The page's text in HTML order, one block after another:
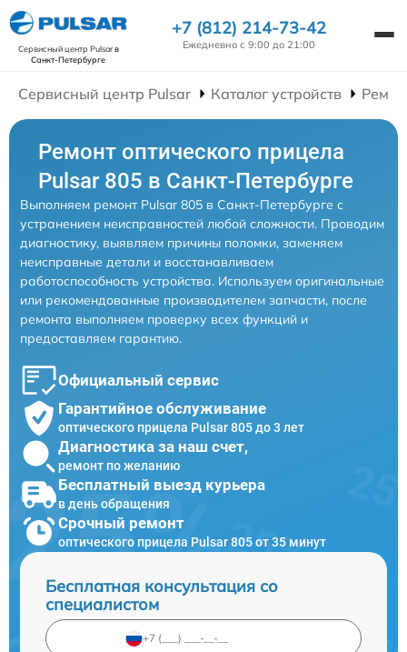
Сервисный центр Pulsarв
Санкт-Петербурге
+7 (812) 214-73-42
Ежедневно с 9:00 до 21:00
Сервисный центр Pulsar Каталог устройств
Ремонт оптического прицела
Pulsar 805 в Санкт-Петербурге
Выполняем ремонт Pulsar 805 в Санкт-Петербурге с
устранением неисправностей любой сложности. Проводим
диагностику, выявляем причины поломки, заменяем
неисправные детали и восстанавливаем
работоспособность устройства. Используем оригинальные
или рекомендованные производителем запчасти, после
ремонта выполняем проверку всех функций и
предоставляем гарантию.
Официальный сервис
Гарантийное обслуживание
оптического прицела Pulsar 805 до 3 лет
Диагностика за наш счет,
ремонт по желанию
Бесплатный выезд курьера
в день обращения
Срочный ремонт
оптического прицела Pulsar 805 от 35 минут
Бесплатная консультация со
специалистом